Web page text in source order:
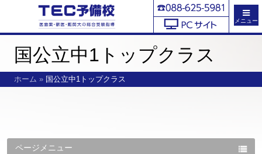
メニュー
国公立中1トップクラス
ホーム » 国公立中1トップクラス
ページメニュー